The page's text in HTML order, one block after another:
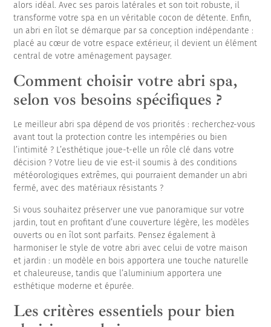
alors idéal. Avec ses parois latérales et son toit robuste, il
transforme votre spa en un véritable cocon de détente. Enfin,
un abri en îlot se démarque par sa conception indépendante :
placé au cœur de votre espace extérieur, il devient un élément
central de votre aménagement paysager.
Comment choisir votre abri spa,
selon vos besoins spécifiques ?
Le meilleur abri spa dépend de vos priorités : recherchez-vous
avant tout la protection contre les intempéries ou bien
l’intimité ? L’esthétique joue-t-elle un rôle clé dans votre
décision ? Votre lieu de vie est-il soumis à des conditions
météorologiques extrêmes, qui pourraient demander un abri
fermé, avec des matériaux résistants ?
Si vous souhaitez préserver une vue panoramique sur votre
jardin, tout en profitant d’une couverture légère, les modèles
ouverts ou en îlot sont parfaits. Pensez également à
harmoniser le style de votre abri avec celui de votre maison
et jardin : un modèle en bois apportera une touche naturelle
et chaleureuse, tandis que l’aluminium apportera une
esthétique moderne et épurée.
Les critères essentiels pour bien